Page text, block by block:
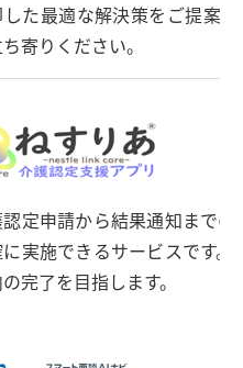
した最適な解決策をご提案
寄りください。
定申請から結果通知まで
実施できるサービスです
完了を目指します。